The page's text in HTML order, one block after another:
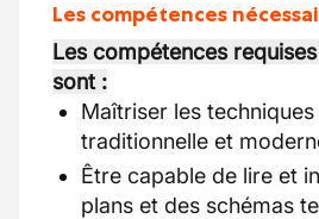
Les compétences
Les compétences
sont :
Maîtriser les
traditionnelle et
Être capable de lire et
plans et des schémas